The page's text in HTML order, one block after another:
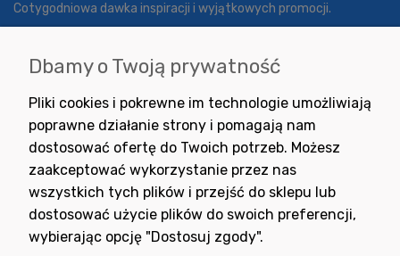
Cotygodniowa dawka inspiracji i wyjątkowych promocji.
Wyrażam zgodę na otrzymywanie newslettera z inspiracjami,
nowościami i promocjami.
Potrzebujesz pomocy
Dbamy o Twoją prywatność
Pliki cookies i pokrewne im technologie umożliwiają
poprawne działanie strony i pomagają nam
dostosować ofertę do Twoich potrzeb. Możesz
zaakceptować wykorzystanie przez nas
wszystkich tych plików i przejść do sklepu lub
dostosować użycie plików do swoich preferencji,
wybierając opcję "Dostosuj zgody".